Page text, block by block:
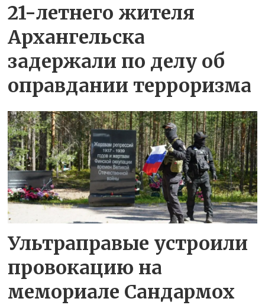
21-летнего жителя
Архангельска
задержали по делу об
оправдании терроризма
Ультраправые устроили
провокацию на
мемориале Сандармох